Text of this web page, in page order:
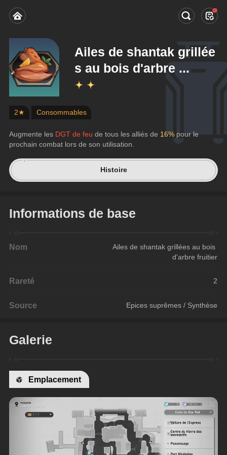
Ailes de shantak grillée
s au bois d'arbre ...
2★ Consommables
Augmente les DGT de feu de tous les alliés de 16% pour le
prochain combat lors de son utilisation.
Histoire
Informations de base
Nom
Ailes de shantak grillées au bois
d'arbre fruitier
Rareté 2
Source Epices suprêmes / Synthèse
Galerie
Emplacement